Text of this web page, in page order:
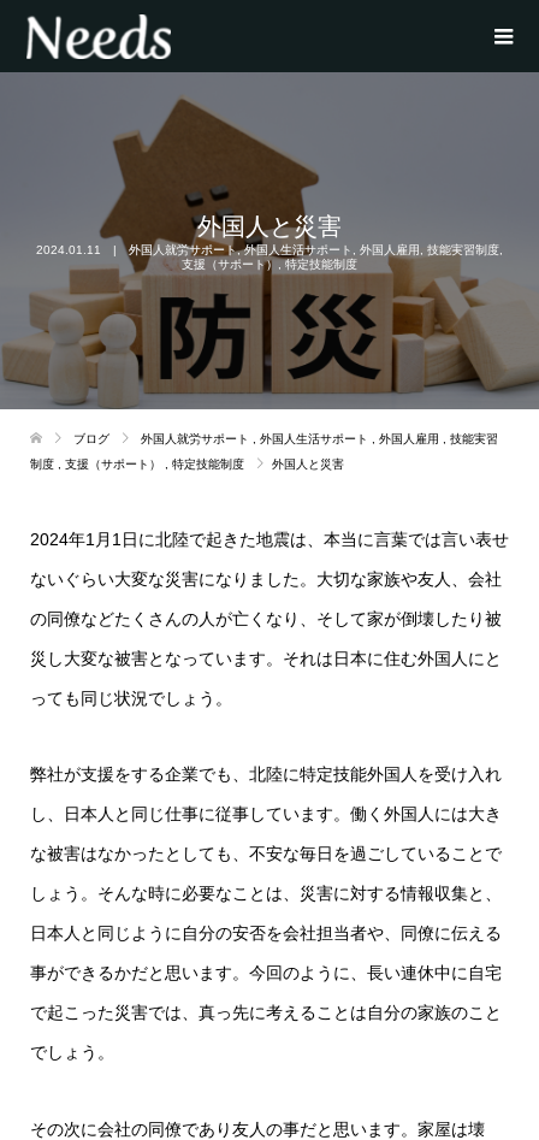
外国人と災害
2024.01.11 外国人就労サポート,外国人生活サポート 外国人雇用 技能実習制度
支援（サポート）
,特定技能制度
ブログ 外国人就労サポート 外国人生活サポート 外国人雇用
技能実習
制度
支援（サポート） 特定技能制度 外国人と災害
2024年1月1日に北陸で起きた地震は、本当に言葉では言い表せ
ないぐらい大変な災害になりました。大切な家族や友人、会社
の同僚などたくさんの人が亡くなり、そして家が倒壊したり被
災し大変な被害となっています。それは日本に住む外国人にと
っても同じ状況でしょう。
弊社が支援をする企業でも、北陸に特定技能外国人を受け入れ
し、日本人と同じ仕事に従事しています。働く外国人には大き
な被害はなかったとしても、不安な毎日を過ごしていることで
しょう。そんな時に必要なことは、災害に対する情報収集と、
日本人と同じように自分の安否を会社担当者や、同僚に伝える
事ができるかだと思います。今回のように、長い連休中に自宅
で起こった災害では、真っ先に考えることは自分の家族のこと
でしょう。
その次に会社の同僚であり友人の事だと思います。家屋は壊